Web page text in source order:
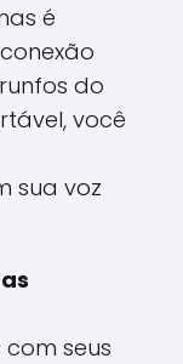
é
do
você
sua voz
seus